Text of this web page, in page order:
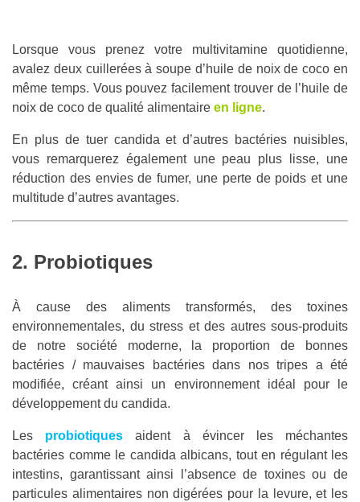
Lorsque vous prenez votre multivitamine quotidienne,
avalez deux cuillerées à soupe d’huile de noix de coco en
même temps. Vous pouvez facilement trouver de l’huile de
noix de coco de qualité alimentaire en ligne.
En plus de tuer candida et d’autres bactéries nuisibles,
vous remarquerez également une peau plus lisse, une
réduction des envies de fumer, une perte de poids et une
multitude d’autres avantages.
2. Probiotiques
À cause des aliments transformés, des toxines
environnementales, du stress et des autres sous-produits
de notre société moderne, la proportion de bonnes
bactéries / mauvaises bactéries dans nos tripes a été
modifiée, créant ainsi un environnement idéal pour le
développement du candida.
Les probiotiques aident à évincer les méchantes
bactéries comme le candida albicans, tout en régulant les
intestins, garantissant ainsi l’absence de toxines ou de
particules alimentaires non digérées pour la levure, et les